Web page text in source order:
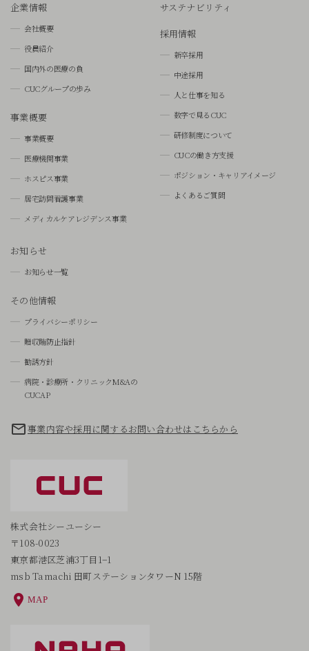
企業情報
会社概要
役員紹介
国内外の医療の負
CUCグループの歩み
事業概要
事業概要
医療機関事業
ホスピス事業
居宅訪問看護事業
メディカルケアレジデンス事業
サステナビリティ
採用情報
新卒採用
中途採用
人と仕事を知る
数字で見るCUC
研修制度について
CUCの働き方支援
ポジション・キャリアイメージ
よくあるご質問
お知らせ
お知らせ一覧
その他情報
プライバシーポリシー
贈収賄防止指針
勧誘方針
病院・診療所・クリニックM&Aの
CUCAP
事業内容や採用に関するお問い合わせはこちらから
株式会社シーユーシー
〒108-0023
東京都港区芝浦3丁目1−1
msb Tamachi 田町ステーションタワーN 15階
MAP